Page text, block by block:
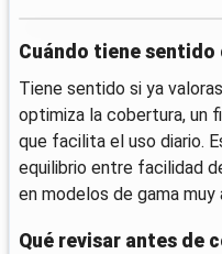
Cuándo tiene sentido
Tiene sentido si ya
optimiza la cobertura, un
que facilita el uso diario.
equilibrio entre facilidad
en modelos de gama muy
Qué revisar antes de